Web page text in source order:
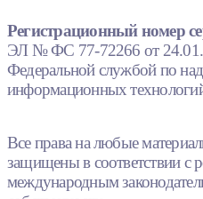
Регистрационный номер
ЭЛ № ФС 77-72266 от
Федеральной службой по
информационных
Все права на любые
защищены в соответствии с
международным